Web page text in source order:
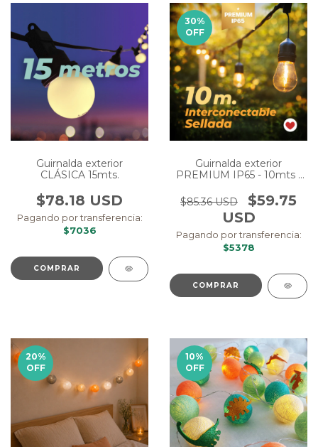
Guirnalda exterior
CLÁSICA 15mts.
$78.18 USD
Pagando por transferencia:
$7036
COMPRAR
30%
OFF
Guirnalda exterior
PREMIUM IP65 - 10mts -
$85.36 USD
$59.75
USD
Pagando por transferencia:
$5378
20%
OFF
10%
OFF